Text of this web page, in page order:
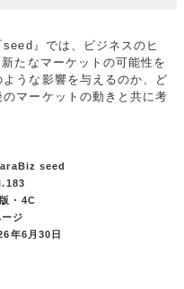
』では、ビジネスのヒ
たなマーケットの可能性を
うな影響を与えるのか、ど
マーケットの動きと共に考
seed
・4C
ジ
年6月30日